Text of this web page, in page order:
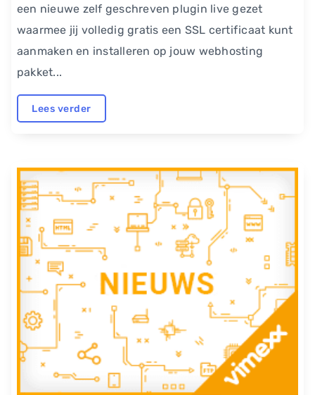
een nieuwe zelf geschreven plugin live gezet
waarmee jij volledig gratis een SSL certificaat kunt
aanmaken en installeren op jouw webhosting
pakket...
Lees verder